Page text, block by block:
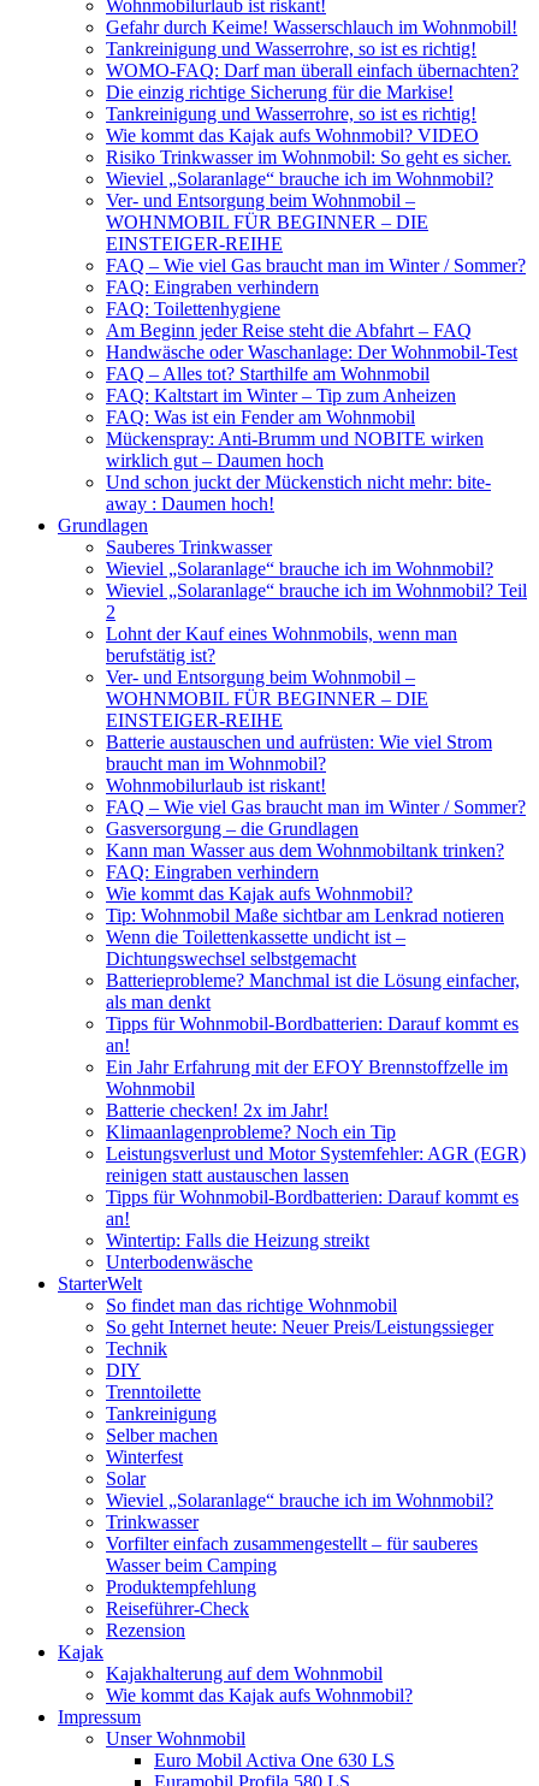
Wohnmobilurlaub ist riskant!
Gefahr durch Keime! Wasserschlauch im Wohnmobil!
Tankreinigung und Wasserrohre, so ist es richtig!
WOMO-FAQ: Darf man überall einfach übernachten?
Die einzig richtige Sicherung für die Markise!
Tankreinigung und Wasserrohre, so ist es richtig!
Wie kommt das Kajak aufs Wohnmobil? VIDEO
Risiko Trinkwasser im Wohnmobil: So geht es sicher.
Wieviel „Solaranlage“ brauche ich im Wohnmobil?
Ver- und Entsorgung beim Wohnmobil –
WOHNMOBIL FÜR BEGINNER – DIE
EINSTEIGER-REIHE
FAQ – Wie viel Gas braucht man im Winter / Sommer?
FAQ: Eingraben verhindern
FAQ: Toilettenhygiene
Am Beginn jeder Reise steht die Abfahrt – FAQ
Handwäsche oder Waschanlage: Der Wohnmobil-Test
FAQ – Alles tot? Starthilfe am Wohnmobil
FAQ: Kaltstart im Winter – Tip zum Anheizen
FAQ: Was ist ein Fender am Wohnmobil
Mückenspray: Anti-Brumm und NOBITE wirken
wirklich gut – Daumen hoch
Und schon juckt der Mückenstich nicht mehr: bite-
away : Daumen hoch!
Grundlagen
Sauberes Trinkwasser
Wieviel „Solaranlage“ brauche ich im Wohnmobil?
Wieviel „Solaranlage“ brauche ich im Wohnmobil? Teil
2
Lohnt der Kauf eines Wohnmobils, wenn man
berufstätig ist?
Ver- und Entsorgung beim Wohnmobil –
WOHNMOBIL FÜR BEGINNER – DIE
EINSTEIGER-REIHE
Batterie austauschen und aufrüsten: Wie viel Strom
braucht man im Wohnmobil?
Wohnmobilurlaub ist riskant!
FAQ – Wie viel Gas braucht man im Winter / Sommer?
Gasversorgung – die Grundlagen
Kann man Wasser aus dem Wohnmobiltank trinken?
FAQ: Eingraben verhindern
Wie kommt das Kajak aufs Wohnmobil?
Tip: Wohnmobil Maße sichtbar am Lenkrad notieren
Wenn die Toilettenkassette undicht ist –
Dichtungswechsel selbstgemacht
Batterieprobleme? Manchmal ist die Lösung einfacher,
als man denkt
Tipps für Wohnmobil-Bordbatterien: Darauf kommt es
an!
Ein Jahr Erfahrung mit der EFOY Brennstoffzelle im
Wohnmobil
Batterie checken! 2x im Jahr!
Klimaanlagenprobleme? Noch ein Tip
Leistungsverlust und Motor Systemfehler: AGR (EGR)
reinigen statt austauschen lassen
Tipps für Wohnmobil-Bordbatterien: Darauf kommt es
an!
Wintertip: Falls die Heizung streikt
Unterbodenwäsche
StarterWelt
So findet man das richtige Wohnmobil
So geht Internet heute: Neuer Preis/Leistungssieger
Technik
DIY
Trenntoilette
Tankreinigung
Selber machen
Winterfest
Solar
Wieviel „Solaranlage“ brauche ich im Wohnmobil?
Trinkwasser
Vorfilter einfach zusammengestellt – für sauberes
Wasser beim Camping
Produktempfehlung
Reiseführer-Check
Rezension
Kajak
Kajakhalterung auf dem Wohnmobil
Wie kommt das Kajak aufs Wohnmobil?
Impressum
Unser Wohnmobil
Euro Mobil Activa One 630 LS